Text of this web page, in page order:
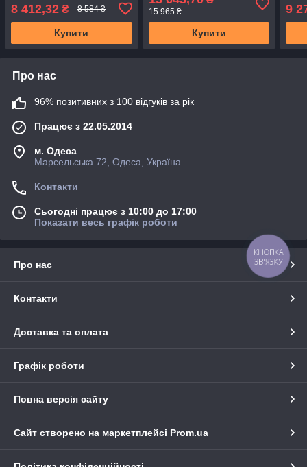
8 412,32 ₴ 8 584 ₴
Купити
15 965 ₴
Купити
9
Про нас
96% позитивних з 100 відгуків за рік
Працює з 22.05.2014
м. Одеса
Марсельська 72, Одеса, Україна
Контакти
Сьогодні працює з 10:00 до 17:00
Показати весь графік роботи
Про нас
Контакти
Доставка та оплата
Графік роботи
Повна версія сайту
Сайт створено на маркетплейсі Prom.ua
КНОПКА
ЗВ'ЯЗКУ